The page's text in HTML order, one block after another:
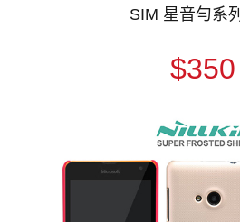
SIM 星音勻系
$350